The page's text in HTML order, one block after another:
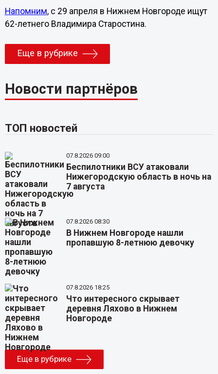
Напомним, с 29 апреля в Нижнем Новгороде ищут
62-летнего Владимира Старостина.
Еще в рубрике
Новости партнёров
ТОП новостей
07.8.2026 09:00
Беспилотники ВСУ атаковали
Нижегородскую область в ночь на
7 августа
07.8.2026 08:30
В Нижнем Новгороде нашли
пропавшую 8-летнюю девочку
07.8.2026 18:25
Что интересного скрывает
деревня Ляхово в Нижнем
Новгороде
Еще в рубрике